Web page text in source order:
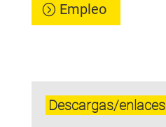
Empleo
Descargas/enlaces